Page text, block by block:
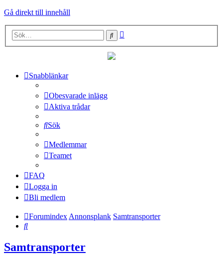
Gå direkt till innehåll
Sök
Snabblänkar
Obesvarade inlägg
Aktiva trådar
Sök
Medlemmar
Teamet
FAQ
Logga in
Bli medlem
Forumindex Annonsplank Samtransporter
Sök
Samtransporter